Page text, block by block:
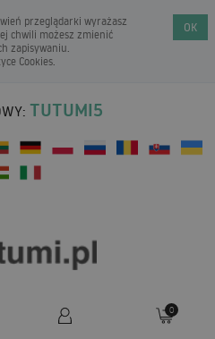
przeglądarki wyrażasz
chwili możesz zmienić
zapisywaniu.
Cookies.
OK
TUTUMI5
0